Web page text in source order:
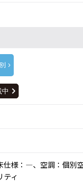
仕様：―、空調：個
ティ